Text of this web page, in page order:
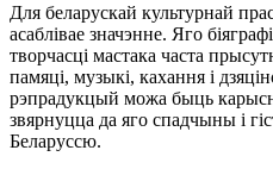
Для беларускай культурнай
асаблівае значэнне. Яго
творчасці мастака часта
памяці, музыкі, кахання і
рэпрадукцый можа быць
звярнуцца да яго спадчыны і
Беларуссю.